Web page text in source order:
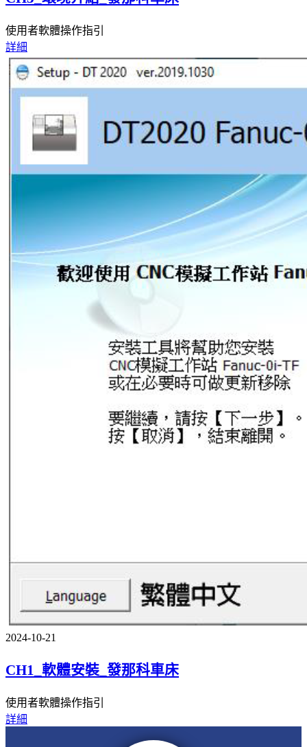
使用者軟體操作指引
詳細
2024-10-21
CH1_軟體安裝_發那科車床
使用者軟體操作指引
詳細